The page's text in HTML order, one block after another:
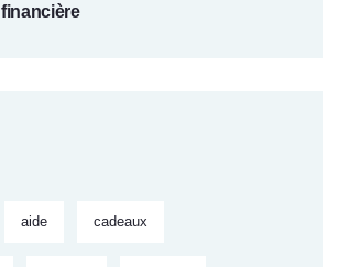
financière
aide cadeaux